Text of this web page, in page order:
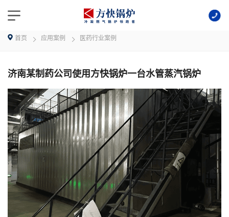
首页 应用案例 医药行业案例
济南某制药公司使用方快锅炉一台水管蒸汽锅炉